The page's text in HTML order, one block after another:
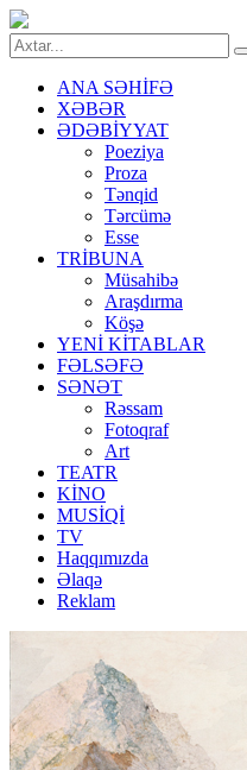
ANA SƏHİFƏ
XƏBƏR
ƏDƏBİYYAT
Poeziya
Proza
Tənqid
Tərcümə
Esse
TRİBUNA
Müsahibə
Araşdırma
Köşə
YENİ KİTABLAR
FƏLSƏFƏ
SƏNƏT
Rəssam
Fotoqraf
Art
TEATR
KİNO
MUSİQİ
TV
Haqqımızda
Əlaqə
Reklam